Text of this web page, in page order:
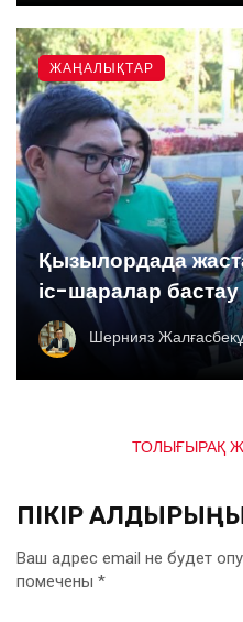
Қызылордада
іс-шаралар
Шернияз
ЖАҢАЛЫҚТАР
ТОЛЫҒЫРАҚ
ПІКІР
Ваш адрес email не будет
помечены *